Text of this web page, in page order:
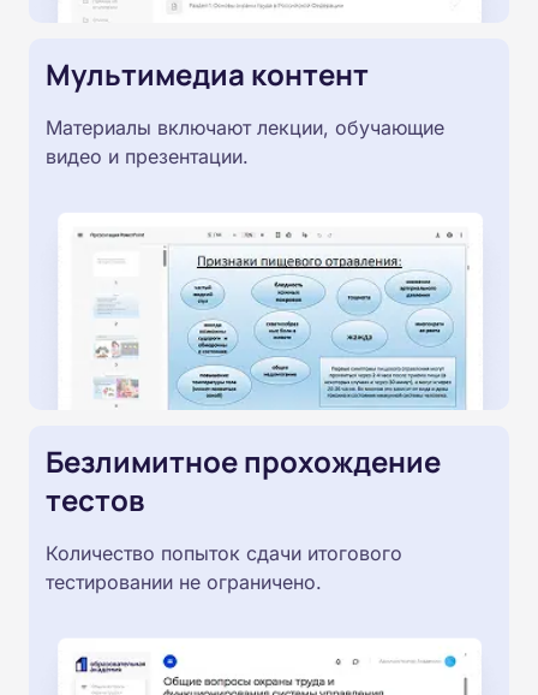
Мультимедиа контент
Материалы включают лекции, обучающие
видео и презентации.
Безлимитное прохождение
тестов
Количество попыток сдачи итогового
тестировании не ограничено.